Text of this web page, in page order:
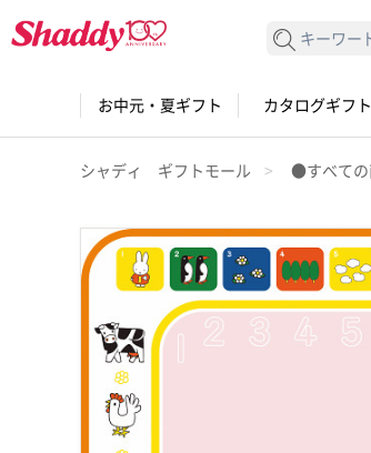
検索
お中元・夏ギフト カタログギフト
シャディ ギフトモール ●すべての